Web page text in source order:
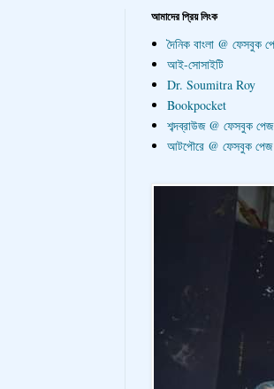
আমাদের প্রিয় লিংক
দৈনিক বাংলা @ ফেসবুক
আই-সোসাইটি
Dr. Soumitra Roy
Bookpocket
শব্দব্রাউজ @ ফেসবুক পেজ
আটপৌরে @ ফেসবুক পেজ